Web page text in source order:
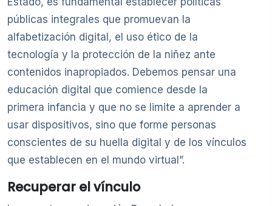
públicas integrales que promuevan la
alfabetización digital, el uso ético de la
tecnología y la protección de la niñez ante
contenidos inapropiados. Debemos pensar una
educación digital que comience desde la
primera infancia y que no se limite a aprender a
usar dispositivos, sino que forme personas
conscientes de su huella digital y de los vínculos
que establecen en el mundo virtual”.
Recuperar el vínculo